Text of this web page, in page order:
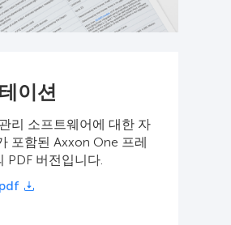
이션
리 소프트웨어에 대한 자
포함된 Axxon One 프레
PDF 버전입니다.